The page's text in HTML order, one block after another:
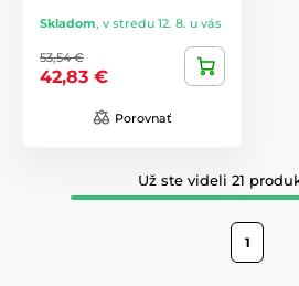
Skladom, v stredu 12. 8. u vás
53,54 €
42,83 €
Porovnať
Už ste videli 21
1